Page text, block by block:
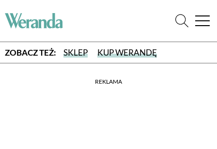
ZOBACZ TEŻ: SKLEP KUP WERANDĘ
REKLAMA